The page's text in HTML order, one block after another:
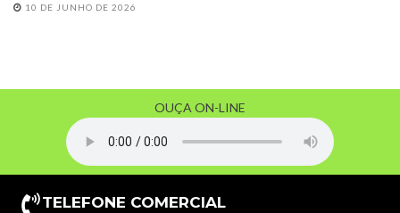
10 DE JUNHO DE 2026
OUÇA ON-LINE
TELEFONE COMERCIAL